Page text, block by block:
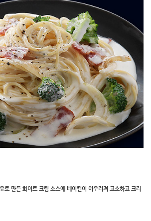
로 만든 화이트 크림 소스에 베이컨이 어우러져 고소하고 크리